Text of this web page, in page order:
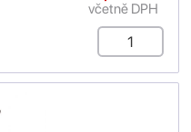
včetně DPH